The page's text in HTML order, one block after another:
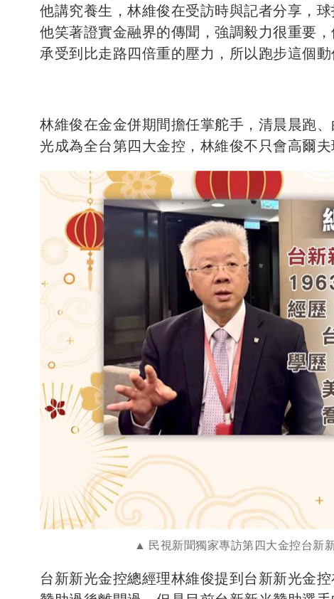
他講究養生，林維俊在受訪時與記者分享，
他笑著證實金融界的傳聞，強調毅力很重要
承受到比走路四倍重的壓力，所以跑步這個
林維俊在金金併期間擔任掌舵手，清晨晨跑
光成為全台第四大金控，林維俊不只會高爾
民視新聞獨家專訪第四大金控台新
台新新光金控總經理林維俊提到台新新光金